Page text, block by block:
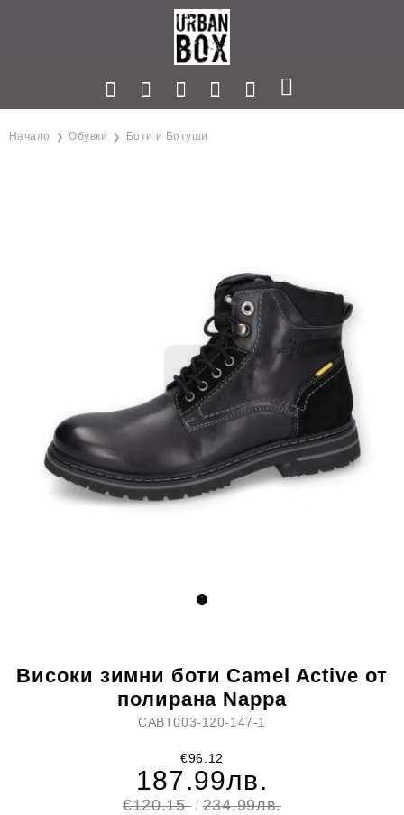
Начало Обувки Боти и Ботуши
Високи зимни боти Camel Active от
полирана Nappa
CABT003-120-147-1
€96.12
187.99лв.
€120.15 234.99лв.